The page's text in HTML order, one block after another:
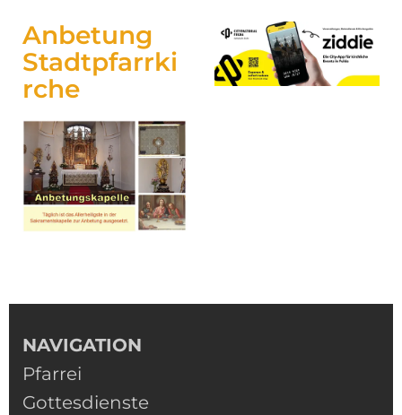
Anbetung
Stadtpfarrki
rche
NAVIGATION
Pfarrei
Gottesdienste